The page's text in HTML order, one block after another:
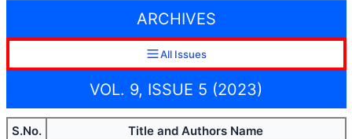
ARCHIVES
All Issues
VOL. 9, ISSUE 5 (2023)
S.No.
Title and Authors Name